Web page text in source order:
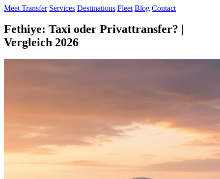
Meet Transfer Services Destinations Fleet Blog Contact
Fethiye: Taxi oder Privattransfer? |
Vergleich 2026